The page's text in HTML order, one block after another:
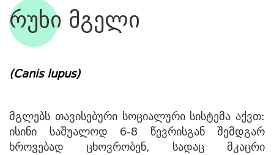
ჩვენი ბინადრები
რუხი მგელი
(Canis lupus)
მგლებს თავისებური სოციალური სისტემა აქვთ:
ისინი საშუალოდ 6-8 წევრისგან შემდგარ
ხროვებად ცხოვრობენ, სადაც მკაცრი